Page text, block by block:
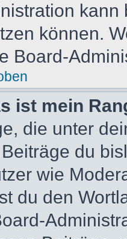
kann
können.
Board-
ist mein
die unter
du
wie
du den